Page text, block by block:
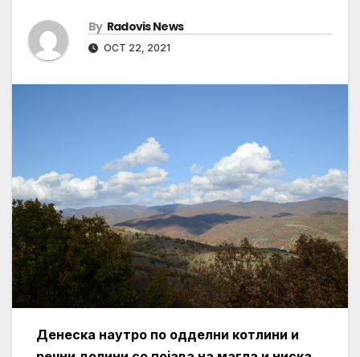
By Radovis News
OCT 22, 2021
Денеска наутро по одделни котлини и